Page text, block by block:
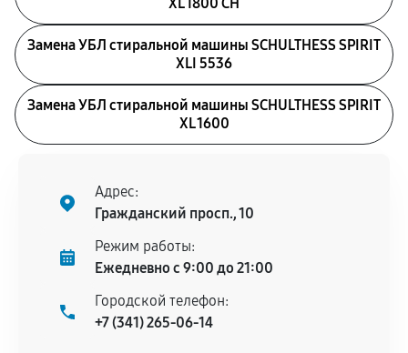
Замена УБЛ стиральной машины SCHULTHESS SPIRIT
XLI 5536
Замена УБЛ стиральной машины SCHULTHESS SPIRIT
XL 1600
Адрес:
Гражданский просп., 10
Режим работы:
Ежедневно с 9:00 до 21:00
Городской телефон:
+7 (341) 265-06-14